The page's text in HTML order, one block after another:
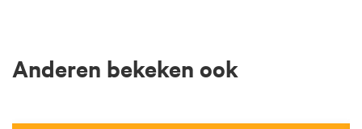
Anderen bekeken ook